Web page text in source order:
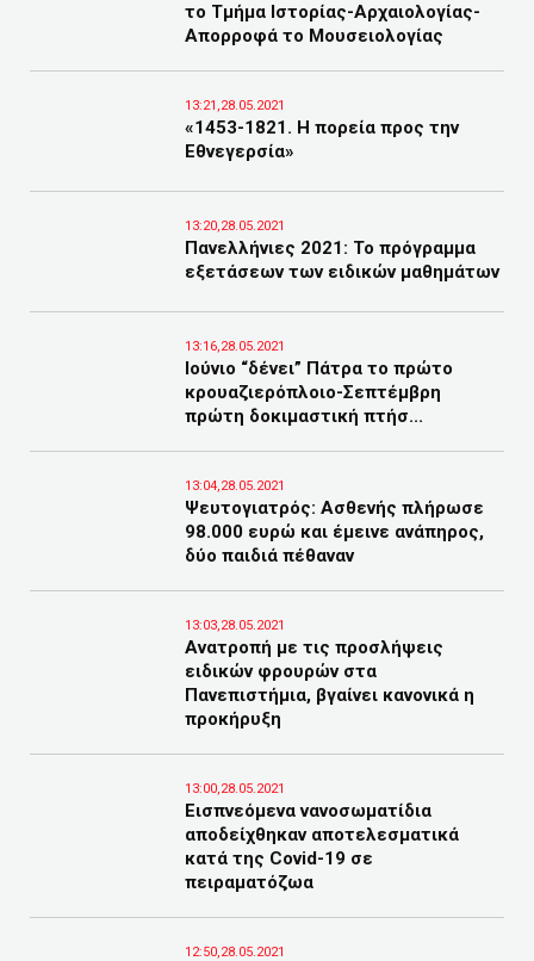
το Τμήμα Ιστορίας-Αρχαιολογίας-
Απορροφά το Μουσειολογίας
13:21,28.05.2021
«1453-1821. Η πορεία προς την
Εθνεγερσία»
13:20,28.05.2021
Πανελλήνιες 2021: Το πρόγραμμα
εξετάσεων των ειδικών μαθημάτων
13:16,28.05.2021
Ιούνιο “δένει” Πάτρα το πρώτο
κρουαζιερόπλοιο-Σεπτέμβρη
πρώτη δοκιμαστική πτήσ...
13:04,28.05.2021
Ψευτογιατρός: Ασθενής πλήρωσε
98.000 ευρώ και έμεινε ανάπηρος,
δύο παιδιά πέθαναν
13:03,28.05.2021
Ανατροπή με τις προσλήψεις
ειδικών φρουρών στα
Πανεπιστήμια, βγαίνει κανονικά η
προκήρυξη
13:00,28.05.2021
Εισπνεόμενα νανοσωματίδια
αποδείχθηκαν αποτελεσματικά
κατά της Covid-19 σε
πειραματόζωα
12:50,28.05.2021